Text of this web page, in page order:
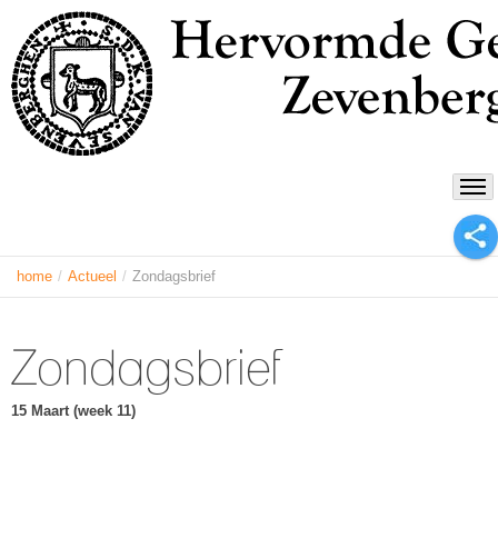
home / Actueel / Zondagsbrief
Zondagsbrief
15 Maart (week 11)